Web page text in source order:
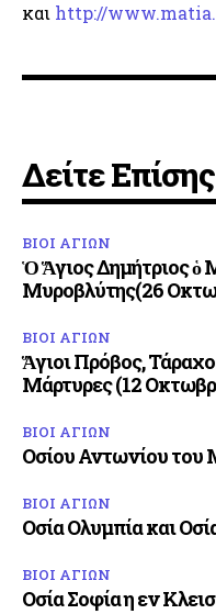
και http://
Δείτε Επίσης
ΒΙΟΙ ΑΓΙΩΝ
Ὁ Ἅγιος Δημήτριος ὁ
Μυροβλύτης(26
ΒΙΟΙ ΑΓΙΩΝ
Ἅγιοι Πρόβος,
Μάρτυρες (12
ΒΙΟΙ ΑΓΙΩΝ
Οσίου Αντωνίου του
ΒΙΟΙ ΑΓΙΩΝ
Οσία Ολυμπία και
ΒΙΟΙ ΑΓΙΩΝ
Οσία Σοφία η εν